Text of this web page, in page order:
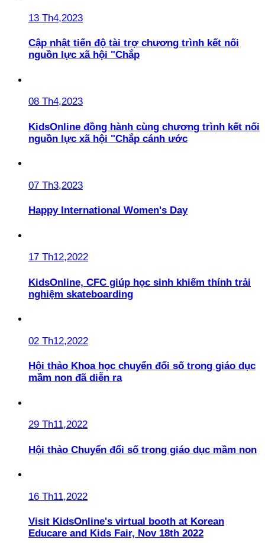
13 Th4,2023
Cập nhật tiến độ tài trợ chương trình kết nối
nguồn lực xã hội "Chắp
08 Th4,2023
KidsOnline đồng hành cùng chương trình kết nối
nguồn lực xã hội "Chắp cánh ước
07 Th3,2023
Happy International Women's Day
17 Th12,2022
KidsOnline, CFC giúp học sinh khiếm thính trải
nghiệm skateboarding
02 Th12,2022
Hội thảo Khoa học chuyển đổi số trong giáo dục
mầm non đã diễn ra
29 Th11,2022
Hội thảo Chuyển đổi số trong giáo dục mầm non
16 Th11,2022
Visit KidsOnline's virtual booth at Korean
Educare and Kids Fair, Nov 18th 2022